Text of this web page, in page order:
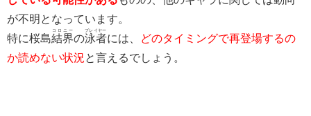
が不明となっています。
特に桜島結界
コロニー
の泳者
プレイヤー
には、
どのタイミングで再登場するの
か読めない状況と言えるでしょう。